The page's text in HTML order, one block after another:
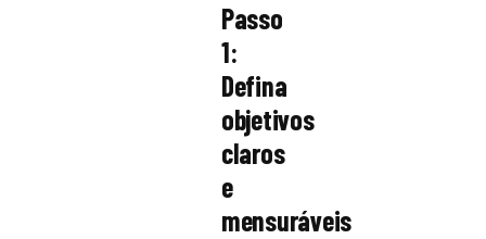
Passo
1:
Defina
objetivos
claros
e
mensuráveis